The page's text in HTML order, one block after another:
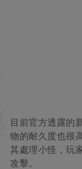
目前官方透露的
物的耐久度也很
其處理小怪，玩
攻擊。